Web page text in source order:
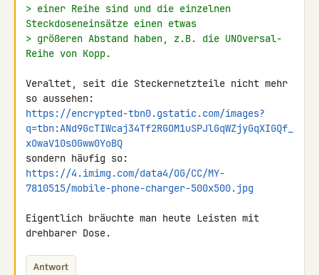
> einer Reihe sind und die einzelnen
Steckdoseneinsätze einen etwas
> größeren Abstand haben, z.B. die UNOversal-
Reihe von Kopp.
Veraltet, seit die Steckernetzteile nicht mehr
https://encrypted-tbn0.gstatic.com/images?
q=tbn:ANd9GcTIWcaj34Tf2RGOM1uSPJlGqWZjyGqXIGQf_
xOwaV10s0Gww0YoBQ
https://4.imimg.com/data4/OG/CC/MY-
7810515/mobile-phone-charger-500x500.jpg
Eigentlich bräuchte man heute Leisten mit
drehbarer Dose.
Antwort